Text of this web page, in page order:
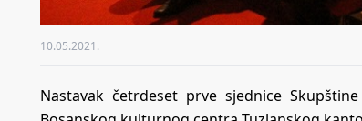
10.05.2021.
Nastavak četrdeset prve sjednice